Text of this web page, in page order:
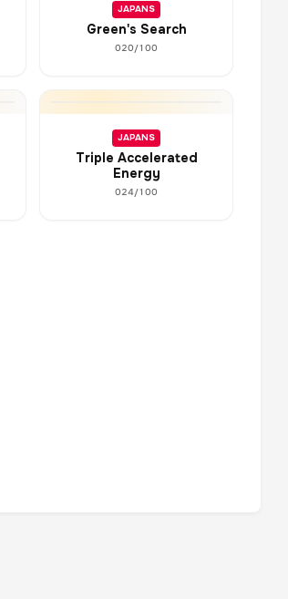
JAPANS
Green's Search
020/100
JAPANS
Triple Accelerated
Energy
024/100